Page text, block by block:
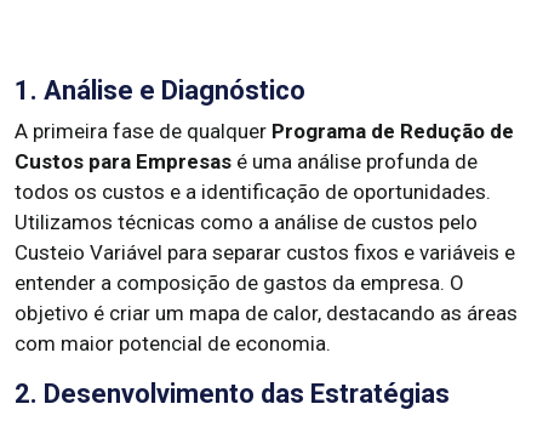
1. Análise e Diagnóstico
A primeira fase de qualquer Programa de Redução de
Custos para Empresas é uma análise profunda de
todos os custos e a identificação de oportunidades.
Utilizamos técnicas como a análise de custos pelo
Custeio Variável para separar custos fixos e variáveis e
entender a composição de gastos da empresa. O
objetivo é criar um mapa de calor, destacando as áreas
com maior potencial de economia.
2. Desenvolvimento das Estratégias